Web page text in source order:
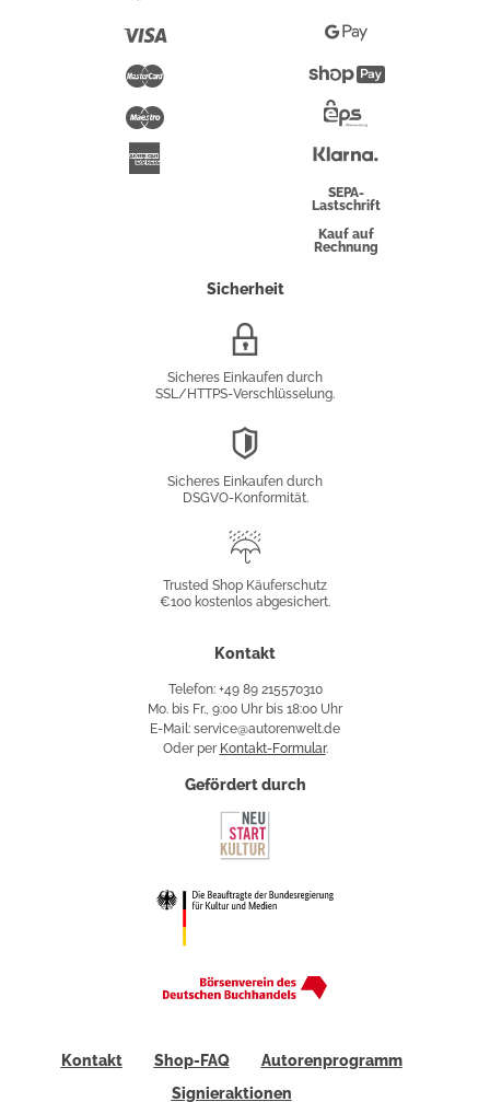
Maestro
Pay
Google
Pay
Überweisung
SEPA-
Lastschrift
Kauf auf
Rechnung
Sicherheit
Sicheres Einkaufen durch
SSL/HTTPS-Verschlüsselung.
Sicheres Einkaufen durch
DSGVO-Konformität.
Käuferschutz
Trusted Shop Käuferschutz
€100 kostenlos abgesichert.
Kontakt
Telefon: +49 89 215570310
Mo. bis Fr., 9:00 Uhr bis 18:00 Uhr
E-Mail: service@autorenwelt.de
Oder per Kontakt-Formular.
Gefördert durch
Kontakt Shop-FAQ
Autorenprogramm
Signieraktionen